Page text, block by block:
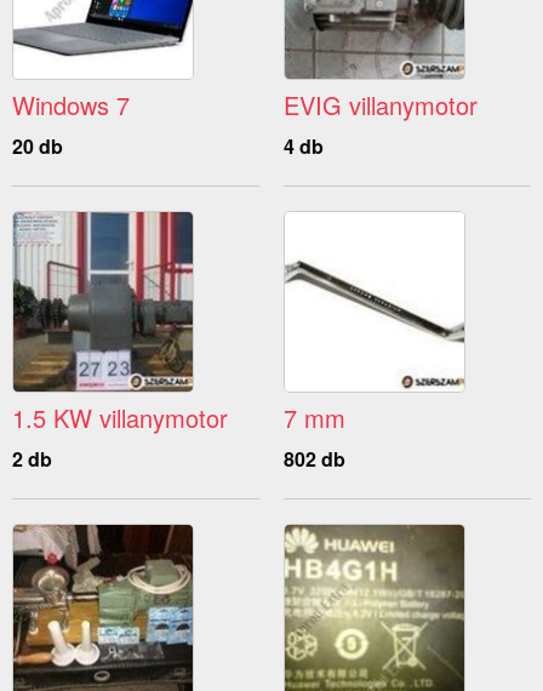
Windows 7
20 db
EVIG villanymotor
4 db
1.5 KW villanymotor
2 db
7 mm
802 db